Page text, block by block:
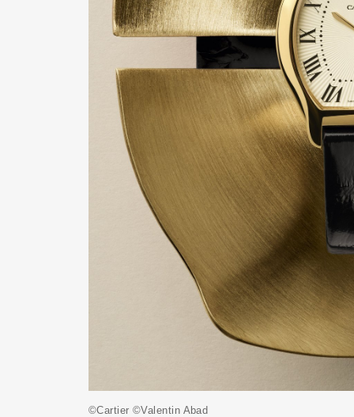
©Cartier ©Valentin Abad